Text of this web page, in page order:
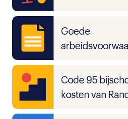
Goede
Code 95
kosten van